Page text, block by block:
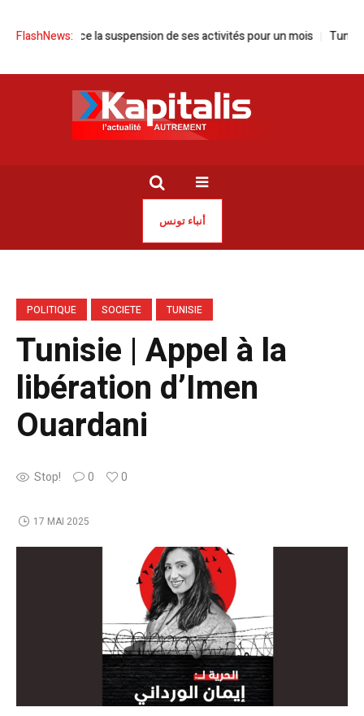
FlashNews:
annonce la suspension de ses activités pour un mois Tunisie |
أنباء تونس
POLITIQUE SOCIETE TUNISIE
Tunisie | Appel à la
libération d’Imen
Ouardani
Stop! 0 0
17 MAI 2025